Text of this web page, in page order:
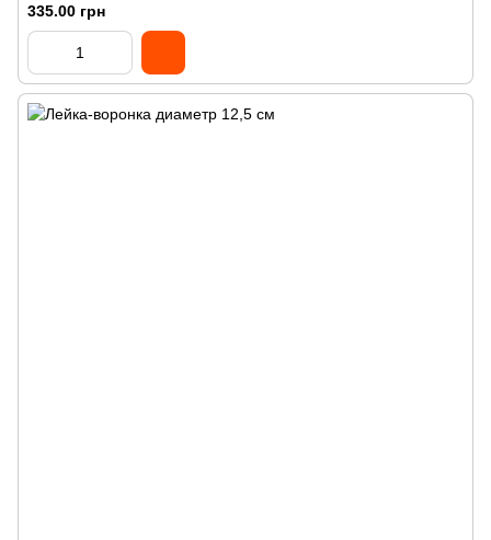
335.00 грн